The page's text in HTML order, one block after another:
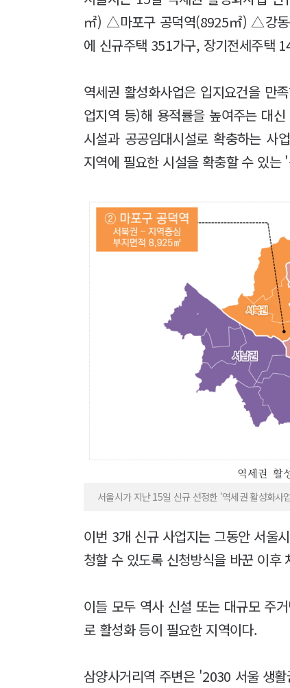
㎡) △마포구 공덕역(8925㎡) △강동
에 신규주택 351가구, 장기전세주택
역세권 활성화사업은 입지요건을 만
업지역 등)해 용적률을 높여주는 대
시설과 공공임대시설로 확충하는 사
지역에 필요한 시설을 확충할 수 있
서울시가 지난 15일 신규 선정한 '역세권 활성화사
이번 3개 신규 사업지는 그동안 서울
청할 수 있도록 신청방식을 바꾼 이후
이들 모두 역사 신설 또는 대규모 주
로 활성화 등이 필요한 지역이다.
삼양사거리역 주변은 '2030 서울 생